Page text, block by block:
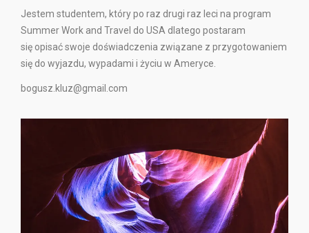
Jestem studentem, który po raz drugi raz leci na program
Summer Work and Travel do USA dlatego postaram
się opisać swoje doświadczenia związane z przygotowaniem
się do wyjazdu, wypadami i życiu w Ameryce.
bogusz.kluz@gmail.com